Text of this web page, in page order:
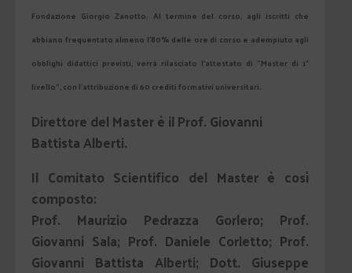
Fondazione Giorgio Zanotto. Al termine del corso, agli iscritti che
abbiano frequentato almeno l’80% delle ore di corso e adempiuto agli
obblighi didattici previsti, verrà rilasciato l’attestato di “Master di 1°
livello”, con l’attribuzione di 60 crediti formativi universitari.
Direttore del Master è il Prof. Giovanni
Battista Alberti.
Il Comitato Scientifico del Master è così
composto:
Prof. Maurizio Pedrazza Gorlero; Prof.
Giovanni Sala; Prof. Daniele Corletto; Prof.
Giovanni Battista Alberti; Dott. Giuseppe